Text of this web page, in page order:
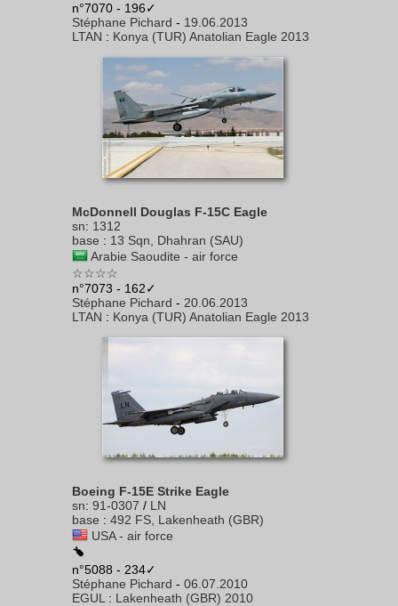
n°7070 - 196✓
Stéphane Pichard - 19.06.2013
LTAN : Konya (TUR) Anatolian Eagle 2013
McDonnell Douglas F-15C Eagle
sn: 1312
base : 13 Sqn, Dhahran (SAU)
Arabie Saoudite - air force
☆☆☆☆
n°7073 - 162✓
Stéphane Pichard - 20.06.2013
LTAN : Konya (TUR) Anatolian Eagle 2013
Boeing F-15E Strike Eagle
sn: 91-0307 / LN
base : 492 FS, Lakenheath (GBR)
USA - air force
n°5088 - 234✓
Stéphane Pichard - 06.07.2010
EGUL : Lakenheath (GBR) 2010